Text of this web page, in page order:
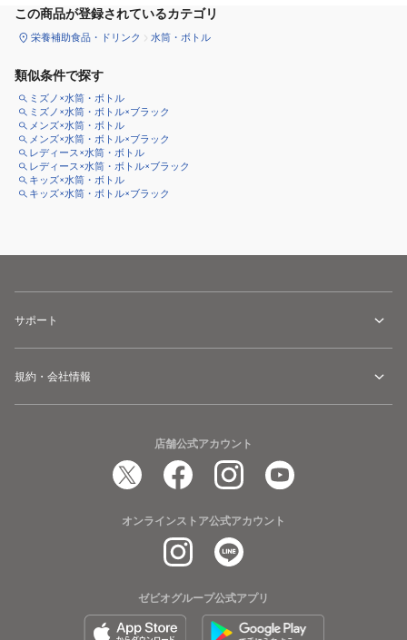
この商品が登録されているカテゴリ
栄養補助食品・ドリンク 水筒・ボトル
類似条件で探す
ミズノ×水筒・ボトル
ミズノ×水筒・ボトル×ブラック
メンズ×水筒・ボトル
メンズ×水筒・ボトル×ブラック
レディース×水筒・ボトル
レディース×水筒・ボトル×ブラック
キッズ×水筒・ボトル
キッズ×水筒・ボトル×ブラック
サポート
規約・会社情報
店舗公式アカウント
オンラインストア公式アカウント
ゼビオグループ公式アプリ